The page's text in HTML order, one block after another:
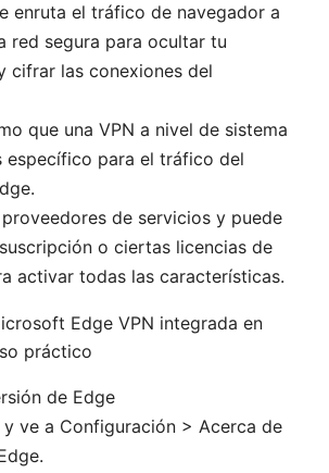
enruta el tráfico de navegador a
red segura para ocultar tu
cifrar las conexiones del
que una VPN a nivel de sistema
específico para el tráfico del
de servicios y puede
o ciertas licencias de
activar todas las características.
Edge VPN integrada en
práctico
de Edge
y ve a Configuración > Acerca de